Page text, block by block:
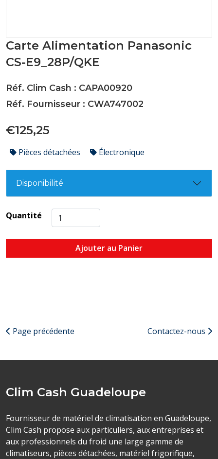
Carte Alimentation Panasonic
CS-E9_28P/QKE
Réf. Clim Cash : CAPA00920
Réf. Fournisseur : CWA747002
€125,25
Pièces détachées Électronique
Disponibilité
Quantité
Ajouter au Panier
Page précédente Contactez-nous
Clim Cash Guadeloupe
Fournisseur de matériel de climatisation en Guadeloupe,
Clim Cash propose aux particuliers, aux entreprises et
aux professionnels du froid une large gamme de
climatiseurs, pièces détachées, matériel frigorifique,